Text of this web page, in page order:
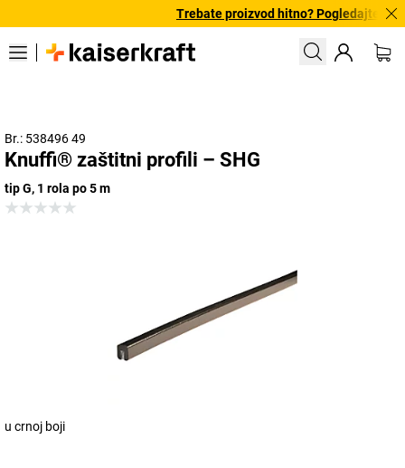
Trebate proizvod hitno? Pogledajte
Br.: 538496 49
Knuffi® zaštitni profili – SHG
tip G, 1 rola po 5 m
u crnoj boji